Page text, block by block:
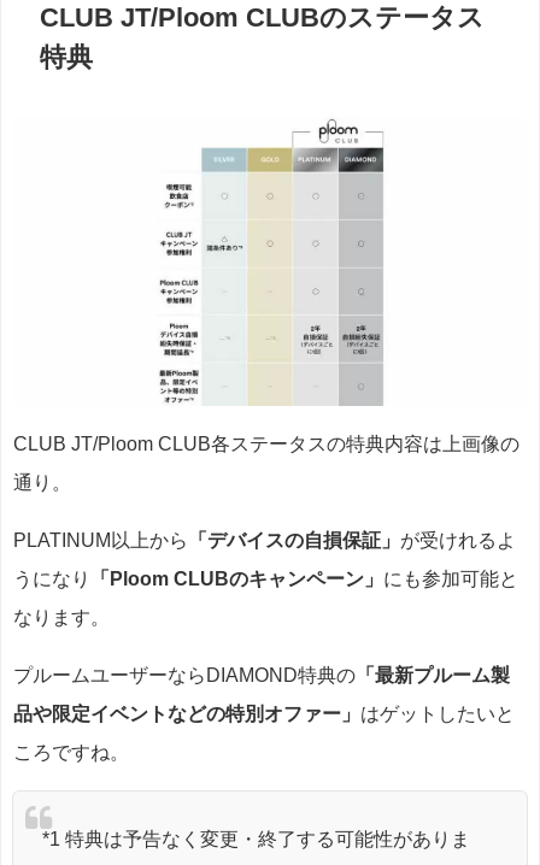
CLUB JT/Ploom CLUBのステータス
特典
CLUB JT/Ploom CLUB各ステータスの特典内容は上画像の
通り。
PLATINUM以上から 「デバイスの自損保証」 が受けれるよ
うになり
「Ploom CLUBのキャンペーン」 にも参加可能と
なります。
プルームユーザーならDIAMOND特典の 「最新プルーム製
品や限定イベントなどの特別オファー」 はゲットしたいと
ころですね。
*1 特典は予告なく変更・終了する可能性がありま